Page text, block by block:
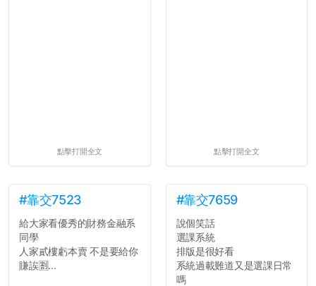
點擊打開全文 點擊打開全文
#靠交7523
給大家看優秀的財務金融系
同學
人家貳樓虧本賣 不是要給你
賺誒🈹...
#靠交7659
說個笑話
選課系統
排版是很好看
系統過載難道又是選課日常
嗎